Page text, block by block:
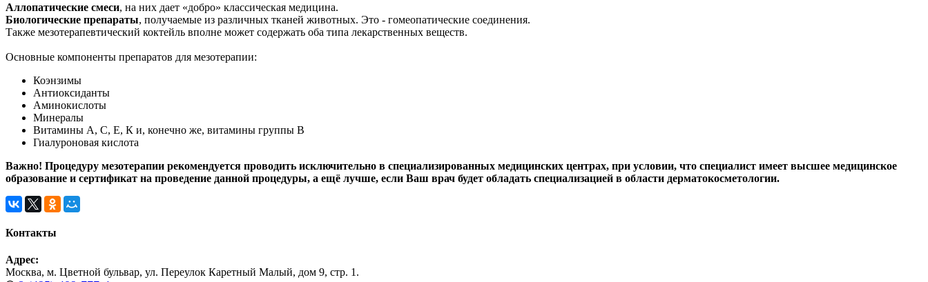
Аллопатические смеси, на них дает «добро» классическая медицина.
Биологические препараты, получаемые из различных тканей животных. Это - гомеопатические соединения.
Также мезотерапевтический коктейль вполне может содержать оба типа лекарственных веществ.
Основные компоненты препаратов для мезотерапии:
Коэнзимы
Антиоксиданты
Аминокислоты
Минералы
Витамины А, С, Е, К и, конечно же, витамины группы В
Гиалуроновая кислота
Важно! Процедуру мезотерапии рекомендуется проводить исключительно в специализированных медицинских центрах, при условии, что специалист имеет высшее медицинское
образование и сертификат на проведение данной процедуры, а ещё лучше, если Ваш врач будет обладать специализацией в области дерматокосметологии.
Контакты
Адрес:
Москва, м. Цветной бульвар, ул. Переулок Каретный Малый, дом 9, стр. 1.